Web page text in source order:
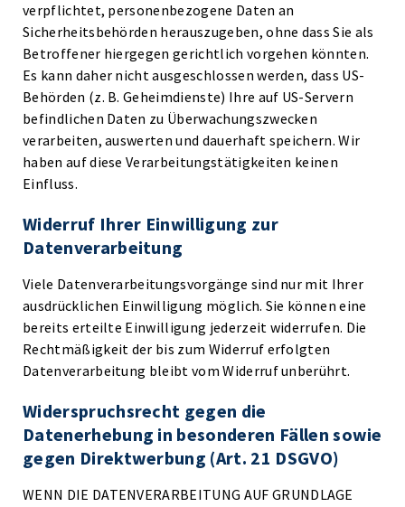
verpflichtet, personenbezogene Daten an
Sicherheitsbehörden herauszugeben, ohne dass Sie als
Betroffener hiergegen gerichtlich vorgehen könnten.
Es kann daher nicht ausgeschlossen werden, dass US-
Behörden (z. B. Geheimdienste) Ihre auf US-Servern
befindlichen Daten zu Überwachungszwecken
verarbeiten, auswerten und dauerhaft speichern. Wir
haben auf diese Verarbeitungstätigkeiten keinen
Einfluss.
Widerruf Ihrer Einwilligung zur
Datenverarbeitung
Viele Datenverarbeitungsvorgänge sind nur mit Ihrer
ausdrücklichen Einwilligung möglich. Sie können eine
bereits erteilte Einwilligung jederzeit widerrufen. Die
Rechtmäßigkeit der bis zum Widerruf erfolgten
Datenverarbeitung bleibt vom Widerruf unberührt.
Widerspruchsrecht gegen die
Datenerhebung in besonderen Fällen sowie
gegen Direktwerbung (Art. 21 DSGVO)
WENN DIE DATENVERARBEITUNG AUF GRUNDLAGE